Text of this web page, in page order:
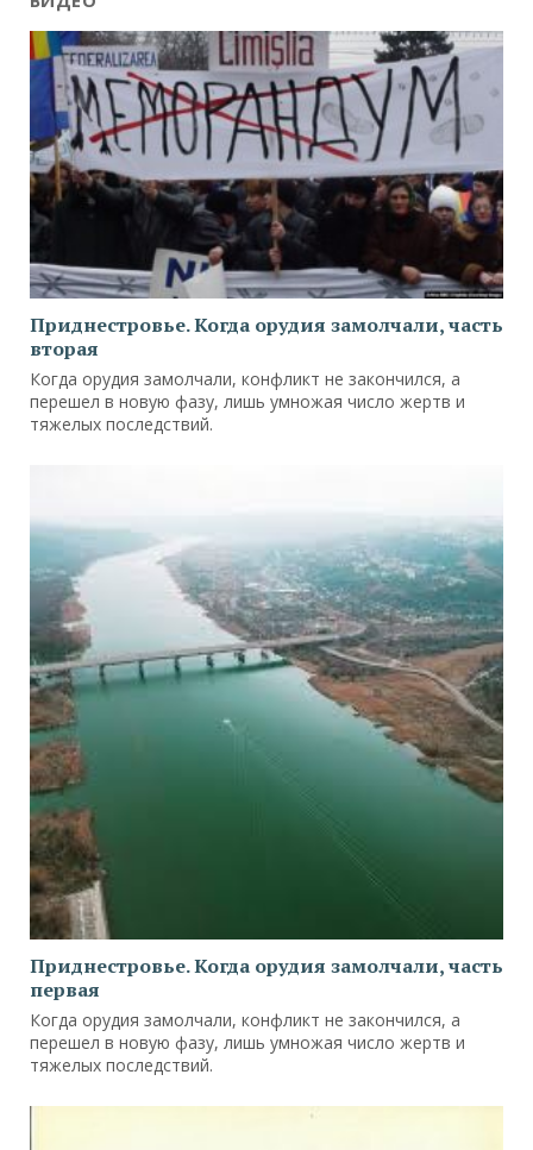
Приднестровье. Когда орудия замолчали, часть
вторая
Когда орудия замолчали, конфликт не закончился, а
перешел в новую фазу, лишь умножая число жертв и
тяжелых последствий.
Приднестровье. Когда орудия замолчали, часть
первая
Когда орудия замолчали, конфликт не закончился, а
перешел в новую фазу, лишь умножая число жертв и
тяжелых последствий.